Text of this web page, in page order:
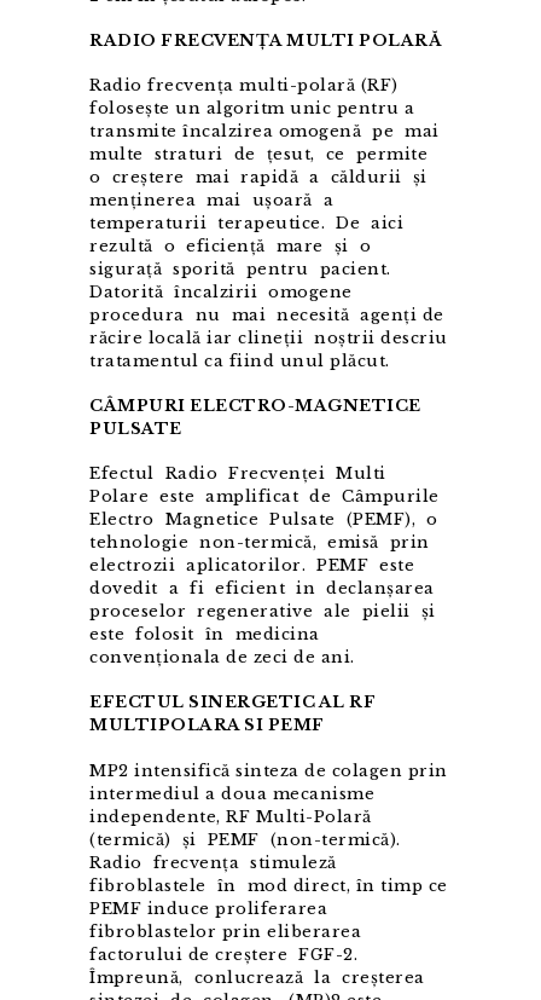
RADIO FRECVENȚA MULTI POLARĂ
Radio frecvența multi-polară (RF)
folosește un algoritm unic pentru a
transmite încalzirea omogenă pe mai
multe straturi de țesut, ce permite
o creștere mai rapidă a căldurii și
menținerea mai ușoară a
temperaturii terapeutice. De aici
rezultă o eficiență mare și o
sigurață sporită pentru pacient.
Datorită încalzirii omogene
procedura nu mai necesită agenți de
răcire locală iar clineții noștrii descriu
tratamentul ca fiind unul plăcut.
CÂMPURI ELECTRO-MAGNETICE
PULSATE
Efectul Radio Frecvenței Multi
Polare este amplificat de Câmpurile
Electro Magnetice Pulsate (PEMF), o
tehnologie non-termică, emisă prin
electrozii aplicatorilor. PEMF este
dovedit a fi eficient in declanșarea
proceselor regenerative ale pielii și
este folosit în medicina
convenționala de zeci de ani.
EFECTUL SINERGETIC AL RF
MULTIPOLARA SI PEMF
MP2 intensifică sinteza de colagen prin
intermediul a doua mecanisme
independente, RF Multi-Polară
(termică) și PEMF (non-termică).
Radio frecvența stimuleză
fibroblastele în mod direct, în timp ce
PEMF induce proliferarea
fibroblastelor prin eliberarea
factorului de creștere FGF-2.
Împreună, conlucrează la creșterea